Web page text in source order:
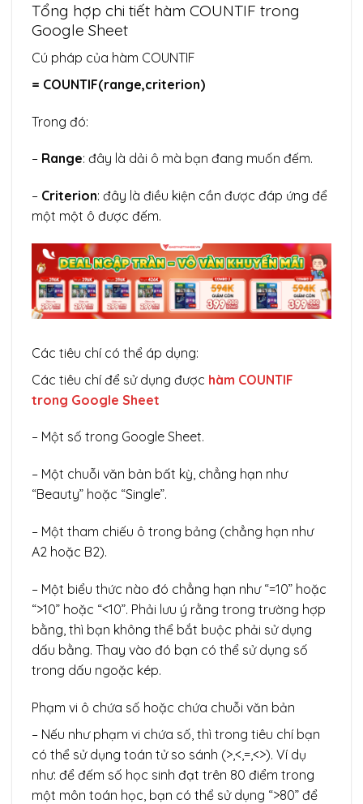
Tổng hợp chi tiết hàm COUNTIF trong
Google Sheet
Cú pháp của hàm COUNTIF
= COUNTIF(range,criterion)
Trong đó:
– Range: đây là dải ô mà bạn đang muốn đếm.
– Criterion: đây là điều kiện cần được đáp ứng để
một một ô được đếm.
Các tiêu chí có thể áp dụng:
Các tiêu chí để sử dụng được hàm COUNTIF
trong Google Sheet
– Một số trong Google Sheet.
– Một chuỗi văn bản bất kỳ, chẳng hạn như
“Beauty” hoặc “Single”.
– Một tham chiếu ô trong bảng (chẳng hạn như
A2 hoặc B2).
– Một biểu thức nào đó chẳng hạn như “=10” hoặc
“>10” hoặc “<10”. Phải lưu ý rằng trong trường hợp
bằng, thì bạn không thể bắt buộc phải sử dụng
dấu bằng. Thay vào đó bạn có thể sử dụng số
trong dấu ngoặc kép.
Phạm vi ô chứa số hoặc chứa chuỗi văn bản
– Nếu như phạm vi chứa số, thì trong tiêu chí bạn
có thể sử dụng toán tử so sánh (>,<,=,<>). Ví dụ
như: để đếm số học sinh đạt trên 80 điểm trong
một môn toán học, bạn có thể sử dụng “>80” để